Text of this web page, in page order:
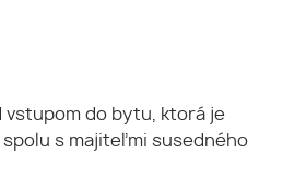
vstupom do bytu, ktorá je
s majiteľmi susedného